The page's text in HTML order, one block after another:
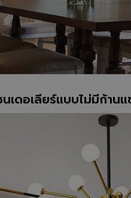
นเดอเลียร์แบบไม่มีก้า